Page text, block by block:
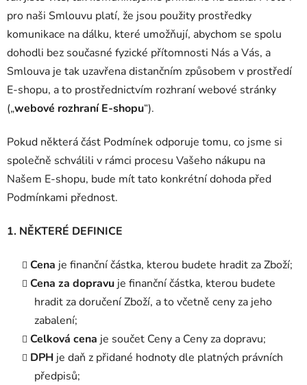
pro naši Smlouvu platí, že jsou použity prostředky
komunikace na dálku, které umožňují, abychom se spolu
dohodli bez současné fyzické přítomnosti Nás a Vás, a
Smlouva je tak uzavřena distančním způsobem v prostředí
E-shopu, a to prostřednictvím rozhraní webové stránky
(„webové rozhraní E-shopu“).
Pokud některá část Podmínek odporuje tomu, co jsme si
společně schválili v rámci procesu Vašeho nákupu na
Našem E-shopu, bude mít tato konkrétní dohoda před
Podmínkami přednost.
1. NĚKTERÉ DEFINICE
Cena je finanční částka, kterou budete hradit za Zboží;
Cena za dopravu je finanční částka, kterou budete
hradit za doručení Zboží, a to včetně ceny za jeho
zabalení;
Celková cena je součet Ceny a Ceny za dopravu;
DPH je daň z přidané hodnoty dle platných právních
předpisů;